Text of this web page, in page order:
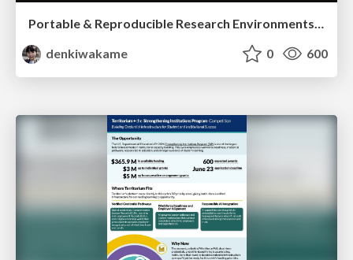
Portable & Reproducible Research Environments in the Age of AI Agents
denkiwakame
0 600